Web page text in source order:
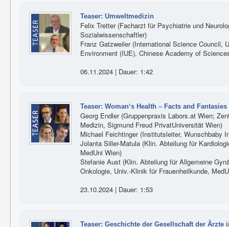
Teaser: Umweltmedizin
Felix Tretter (Facharzt für Psychiatrie und
Sozialwissenschaftler)
Franz Gatzweiler (International Science Council,
Environment (IUE), Chinese Academy of
06.11.2024 | Dauer: 1:42
Teaser: Woman‘s Health – Facts and Fantasies
Georg Endler (Gruppenpraxis Labors.at Wien;
Medizin, Sigmund Freud PrivatUniversität Wien)
Michael Feichtinger (Institutsleiter, Wunschbaby
Jolanta Siller-Matula (Klin. Abteilung für
MedUni Wien)
Stefanie Aust (Klin. Abteilung für Allgemeine
Onkologie, Univ.-Klinik für Frauenheilkunde,
23.10.2024 | Dauer: 1:53
Teaser: Geschichte der Gesellschaft der Ärzte